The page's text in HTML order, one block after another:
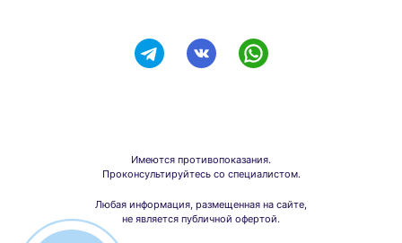
Имеются противопоказания.
Проконсультируйтесь со специалистом.
Любая информация, размещенная на сайте,
не является публичной офертой.